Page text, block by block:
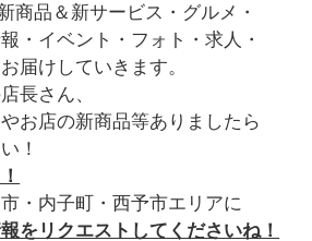
商品＆新サービス・グルメ・
・イベント・フォト・求人・
届けしていきます。
長さん、
お店の新商品等ありましたら
！
・内子町・西予市エリアに
をリクエストしてくださいね！